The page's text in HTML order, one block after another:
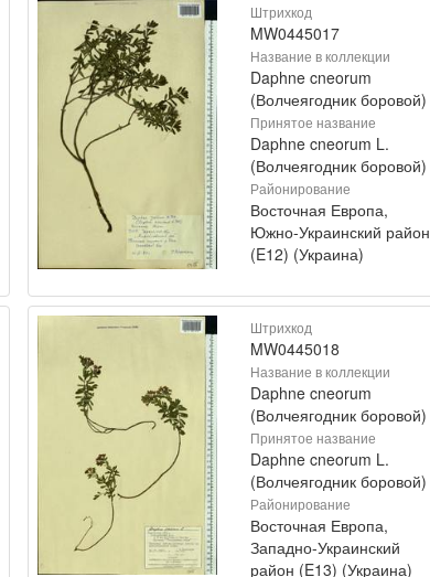
Штрихкод
MW0445017
Название в коллекции
Daphne cneorum
(Волчеягодник боровой)
Принятое название
Daphne cneorum L.
(Волчеягодник боровой)
Районирование
Восточная Европа,
Южно-Украинский район
(E12) (Украина)
Штрихкод
MW0445018
Название в коллекции
Daphne cneorum
(Волчеягодник боровой)
Принятое название
Daphne cneorum L.
(Волчеягодник боровой)
Районирование
Восточная Европа,
Западно-Украинский
район (E13) (Украина)